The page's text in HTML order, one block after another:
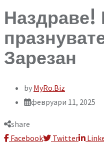
Наздраве!
Зарезан
by MyRo.Biz
февруари 11, 2025
share
Facebook
Twitter